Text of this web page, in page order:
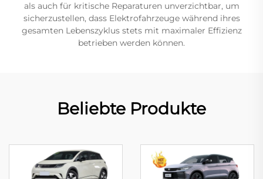
als auch für kritische Reparaturen unverzichtbar, um
sicherzustellen, dass Elektrofahrzeuge während ihres
gesamten Lebenszyklus stets mit maximaler Effizienz
betrieben werden können.
Beliebte Produkte